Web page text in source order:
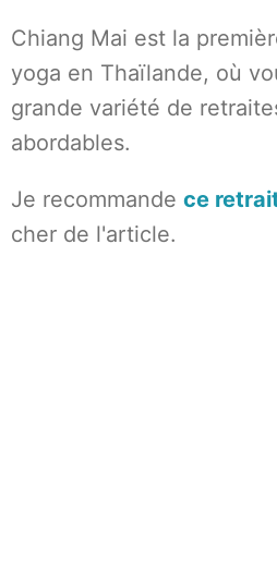
Chiang Mai est la
yoga en Thaïlande, où
grande variété de
abordables.
Je recommande ce
cher de l'article.